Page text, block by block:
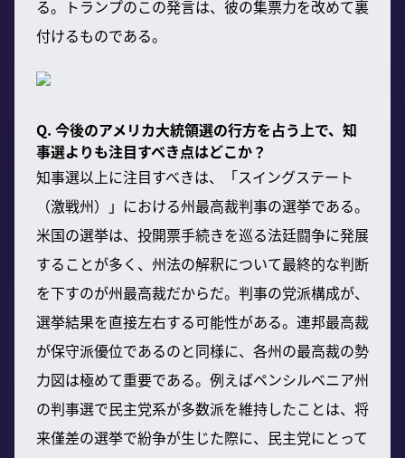
る。トランプのこの発言は、彼の集票力を改めて裏
付けるものである。
Q. 今後のアメリカ大統領選の行方を占う上で、知
事選よりも注目すべき点はどこか？
知事選以上に注目すべきは、「スイングステート
（激戦州）」における州最高裁判事の選挙である。
米国の選挙は、投開票手続きを巡る法廷闘争に発展
することが多く、州法の解釈について最終的な判断
を下すのが州最高裁だからだ。判事の党派構成が、
選挙結果を直接左右する可能性がある。連邦最高裁
が保守派優位であるのと同様に、各州の最高裁の勢
力図は極めて重要である。例えばペンシルベニア州
の判事選で民主党系が多数派を維持したことは、将
来僅差の選挙で紛争が生じた際に、民主党にとって